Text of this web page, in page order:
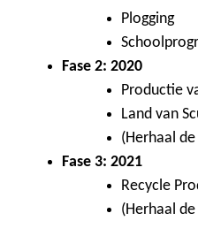
Plogging
Fase 2: 2020
Productie
Land van
(Herhaal
Fase 3: 2021
Recycle
(Herhaal